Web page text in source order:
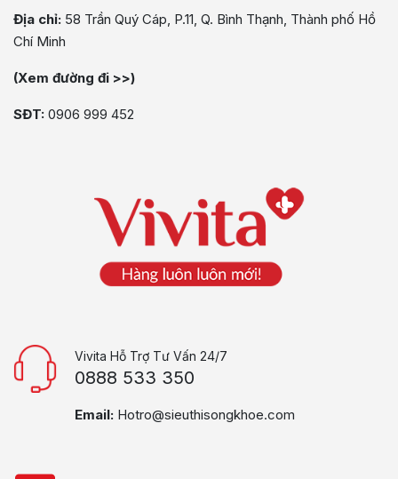
Địa chỉ: 58 Trần Quý Cáp, P.11, Q. Bình Thạnh, Thành phố Hồ
Chí Minh
(Xem đường đi >>)
SĐT: 0906 999 452
Vivita Hỗ Trợ Tư Vấn 24/7
0888 533 350
Email: Hotro@sieuthisongkhoe.com